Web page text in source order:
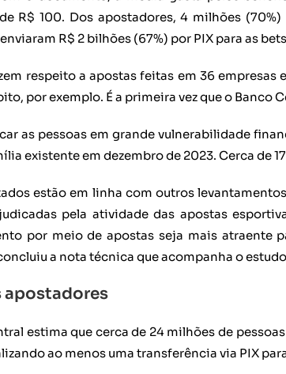
R$ 100. Dos apostadores, 4 milhões
R$ 2 bilhões (67%) por PIX para as
respeito a apostas feitas em 36
por exemplo. É a primeira vez que o Banco
as pessoas em grande vulnerabilidade
existente em dezembro de 2023. Cerca de
estão em linha com outros
pela atividade das apostas
por meio de apostas seja mais atraente
a nota técnica que acompanha o
apostadores
estima que cerca de 24 milhões de
ao menos uma transferência via PIX